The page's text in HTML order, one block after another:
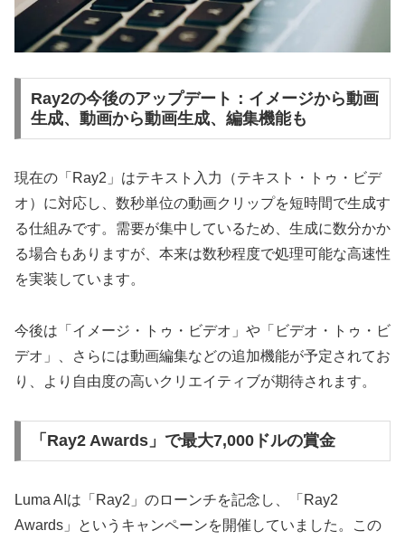
Ray2の今後のアップデート：イメージから動画
生成、動画から動画生成、編集機能も
現在の「Ray2」はテキスト入力（テキスト・トゥ・ビデ
オ）に対応し、数秒単位の動画クリップを短時間で生成す
る仕組みです。需要が集中しているため、生成に数分かか
る場合もありますが、本来は数秒程度で処理可能な高速性
を実装しています。
今後は「イメージ・トゥ・ビデオ」や「ビデオ・トゥ・ビ
デオ」、さらには動画編集などの追加機能が予定されてお
り、より自由度の高いクリエイティブが期待されます。
「Ray2 Awards」で最大7,000ドルの賞金
Luma AIは「Ray2」のローンチを記念し、「Ray2
Awards」というキャンペーンを開催していました。この